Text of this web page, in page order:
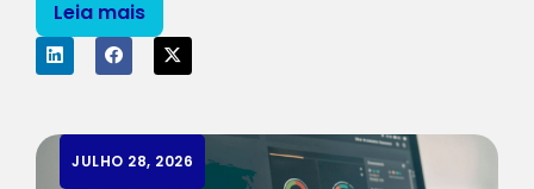
Leia mais
JULHO 28, 2026